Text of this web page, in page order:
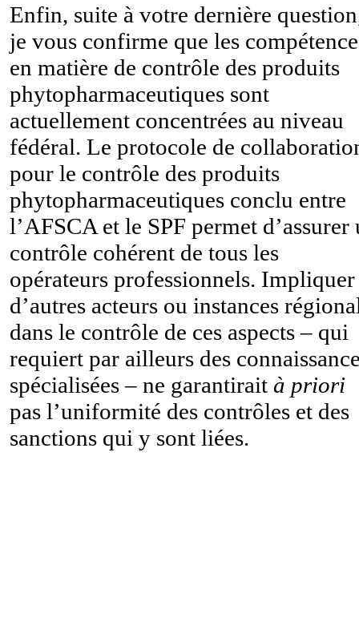
Enfin, suite à votre dernière
je vous confirme que les
en matière de contrôle des produits
phytopharmaceutiques sont
actuellement concentrées au niveau
fédéral. Le protocole de
pour le contrôle des produits
phytopharmaceutiques conclu entre
l’AFSCA et le SPF permet d’assurer
contrôle cohérent de tous les
opérateurs professionnels. Impliquer
d’autres acteurs ou instances
dans le contrôle de ces aspects – qui
requiert par ailleurs des
spécialisées – ne garantirait à priori
pas l’uniformité des contrôles et des
sanctions qui y sont liées.